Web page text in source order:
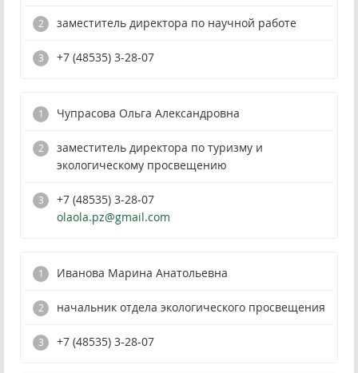
заместитель директора по научной работе
+7 (48535) 3-28-07
Чупрасова Ольга Александровна
заместитель директора по туризму и
экологическому просвещению
+7 (48535) 3-28-07
olaola.pz@gmail.com
Иванова Марина Анатольевна
начальник отдела экологического просвещения
+7 (48535) 3-28-07